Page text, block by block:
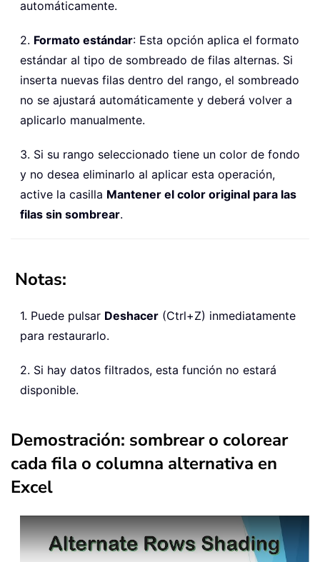
automáticamente.
2. Formato estándar: Esta opción aplica el formato
estándar al tipo de sombreado de filas alternas. Si
inserta nuevas filas dentro del rango, el sombreado
no se ajustará automáticamente y deberá volver a
aplicarlo manualmente.
3. Si su rango seleccionado tiene un color de fondo
y no desea eliminarlo al aplicar esta operación,
active la casilla Mantener el color original para las
filas sin sombrear.
Notas:
1. Puede pulsar Deshacer (Ctrl+Z) inmediatamente
para restaurarlo.
2. Si hay datos filtrados, esta función no estará
disponible.
Demostración: sombrear o colorear
cada fila o columna alternativa en
Excel